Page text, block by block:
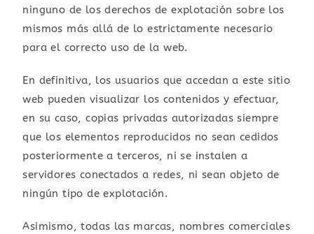
ninguno de los derechos de explotación sobre los
mismos más allá de lo estrictamente necesario
para el correcto uso de la web.
En definitiva, los usuarios que accedan a este sitio
web pueden visualizar los contenidos y efectuar,
en su caso, copias privadas autorizadas siempre
que los elementos reproducidos no sean cedidos
posteriormente a terceros, ni se instalen a
servidores conectados a redes, ni sean objeto de
ningún tipo de explotación.
Asimismo, todas las marcas, nombres comerciales